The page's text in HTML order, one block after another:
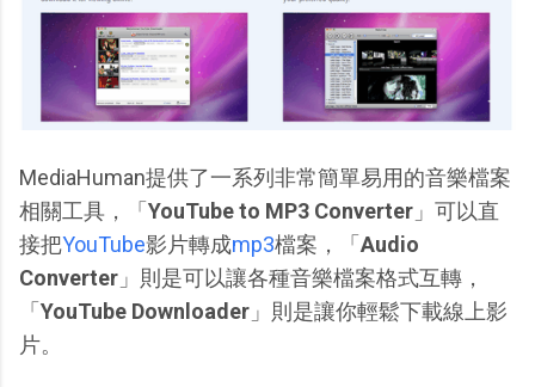
MediaHuman提供了一系列非常簡單易用的音樂檔案
相關工具，「 YouTube to MP3 Converter 」可以直
接把YouTube影片轉成mp3檔案，「 Audio
Converter 」則是可以讓各種音樂檔案格式互轉，
「 YouTube Downloader 」則是讓你輕鬆下載線上影
片。